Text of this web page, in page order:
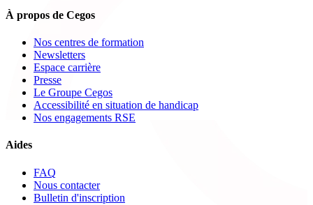
À propos de Cegos
Nos centres de formation
Newsletters
Espace carrière
Presse
Le Groupe Cegos
Accessibilité en situation de handicap
Nos engagements RSE
Aides
FAQ
Nous contacter
Bulletin d'inscription